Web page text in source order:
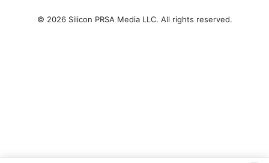
© 2026 Silicon PRSA Media LLC. All rights reserved.